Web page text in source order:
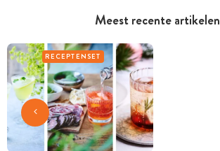
Meest recente artikelen
RECEPTENSET